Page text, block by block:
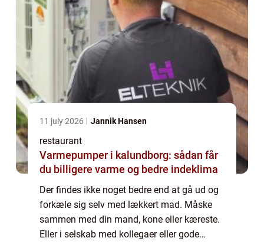
11 july 2026 Jannik Hansen
restaurant
Varmepumper i kalundborg: sådan får
du billigere varme og bedre indeklima
Der findes ikke noget bedre end at gå ud og
forkæle sig selv med lækkert mad. Måske
sammen med din mand, kone eller kæreste.
Eller i selskab med kollegaer eller gode